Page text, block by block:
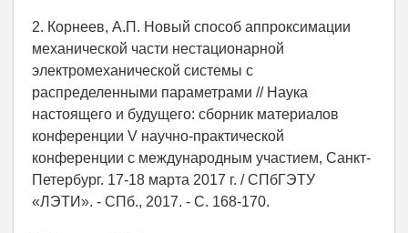
2. Корнеев, А.П. Новый способ аппроксимации
механической части нестационарной
электромеханической системы с
распределенными параметрами // Наука
настоящего и будущего: сборник материалов
конференции V научно-практической
конференции с международным участием, Санкт-
Петербург. 17-18 марта 2017 г. / СПбГЭТУ
«ЛЭТИ». - СПб., 2017. - С. 168-170.